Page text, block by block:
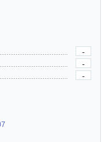
-
-
-